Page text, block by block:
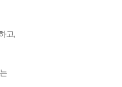
고,